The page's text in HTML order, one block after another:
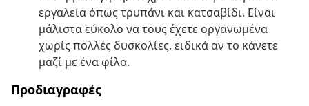
εργαλεία όπως τρυπάνι και κατσαβίδι. Είναι
μάλιστα εύκολο να τους έχετε οργανωμένα
χωρίς πολλές δυσκολίες, ειδικά αν το κάνετε
μαζί με ένα φίλο.
Προδιαγραφές